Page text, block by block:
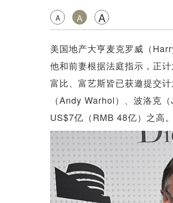
A A A
美国地产大亨麦克罗威（
他和前妻根据法庭指示，正
富比、富艺斯皆已获邀提交
（Andy Warhol）、波洛克
US$7亿（RMB 48亿）之高。